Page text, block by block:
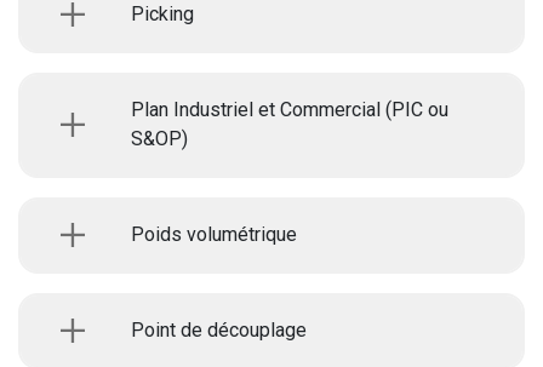
Picking
Plan Industriel et Commercial (PIC ou
S&OP)
Poids volumétrique
Point de découplage